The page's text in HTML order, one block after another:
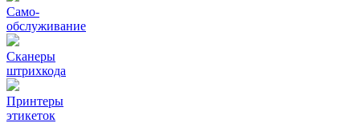
Само-
обслуживание
Сканеры
штрихкода
Принтеры
этикеток